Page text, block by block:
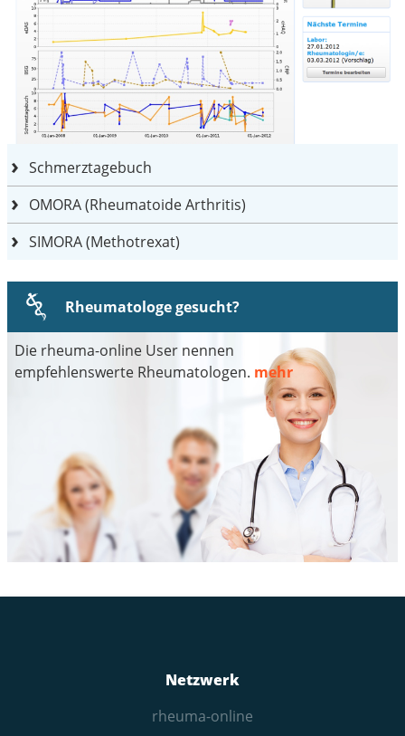
Schmerztagebuch
OMORA (Rheumatoide Arthritis)
SIMORA (Methotrexat)
Rheumatologe gesucht?
Die rheuma-online User nennen
empfehlenswerte Rheumatologen. mehr
Netzwerk
rheuma-online